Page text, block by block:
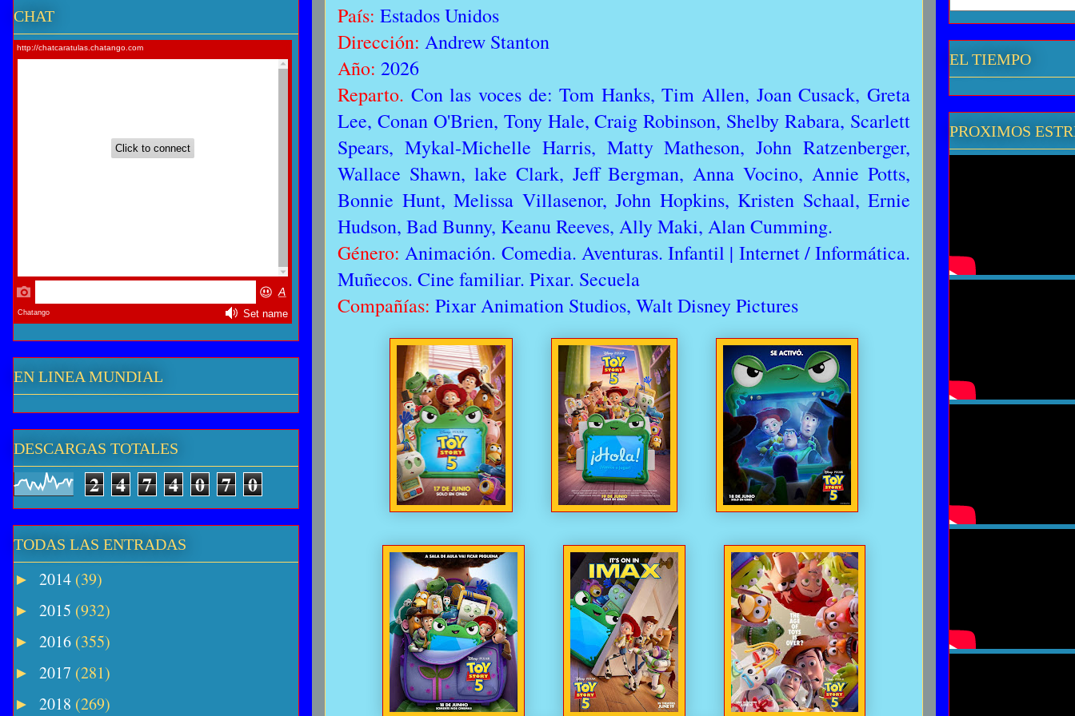
País: Estados Unidos
Dirección: Andrew Stanton
Año: 2026
Reparto. Con las voces de: Tom Hanks, Tim Allen, Joan Cusack, Greta
Lee, Conan O'Brien, Tony Hale, Craig Robinson, Shelby Rabara, Scarlett
Spears, Mykal-Michelle Harris, Matty Matheson, John Ratzenberger,
Wallace Shawn, lake Clark, Jeff Bergman, Anna Vocino, Annie Potts,
Bonnie Hunt, Melissa Villasenor, John Hopkins, Kristen Schaal, Ernie
Hudson, Bad Bunny, Keanu Reeves, Ally Maki, Alan Cumming.
Género:Animación. Comedia. Aventuras. Infantil | Internet / Informática.
Muñecos. Cine familiar. Pixar. Secuela
Compañías: Pixar Animation Studios, Walt Disney Pictures
CHAT
EN LINEA MUNDIAL
DESCARGAS TOTALES
2 4 7 4 0 7 0
TODAS LAS ENTRADAS
► 2014 (39)
► 2015 (932)
► 2016 (355)
► 2017 (281)
► 2018 (269)
EL TIEMPO
PROXIMOS